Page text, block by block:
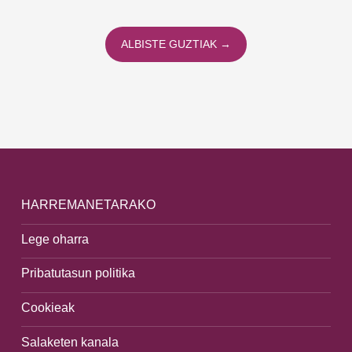
ALBISTE GUZTIAK →
HARREMANETARAKO
Lege oharra
Pribatutasun politika
Cookieak
Salaketen kanala